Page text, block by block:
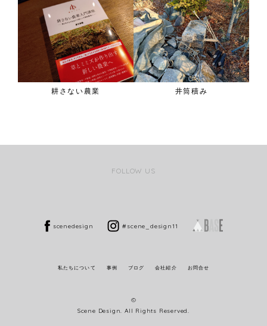
耕さない農業 井筒積み
FOLLOW US
scenedesign #scene_design11
私たちについて 事例 ブログ 会社紹介 お問合せ
©
Scene Design. All Rights Reserved.